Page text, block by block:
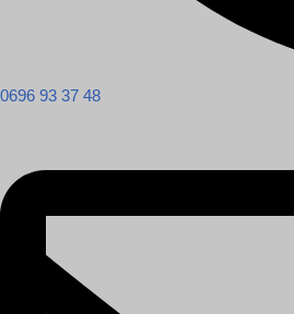
0696 93 37 48